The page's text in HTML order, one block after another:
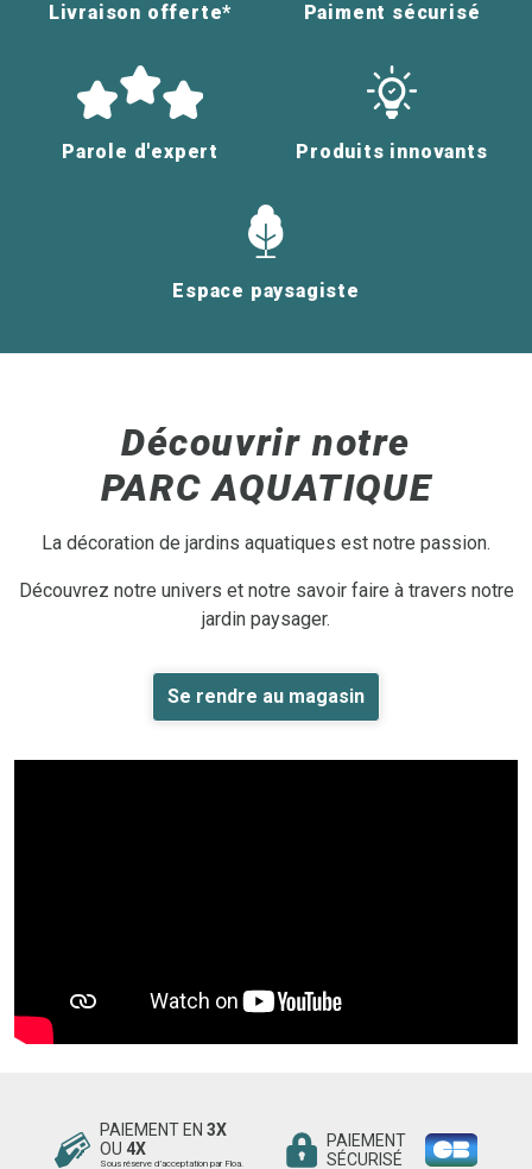
Livraison offerte* Paiment sécurisé
Parole d'expert Produits innovants
Espace paysagiste
Découvrir notre
PARC AQUATIQUE
La décoration de jardins aquatiques est notre passion.
Découvrez notre univers et notre savoir faire à travers notre
jardin paysager.
Se rendre au magasin
PAIEMENT EN 3X
OU 4X
Sous réserve d’acceptation par Floa.
PAIEMENT
SÉCURISÉ